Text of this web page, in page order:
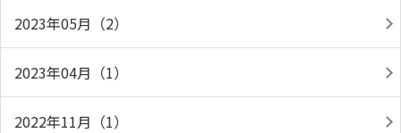
2023年05月（2）
2023年04月（1）
2022年11月（1）